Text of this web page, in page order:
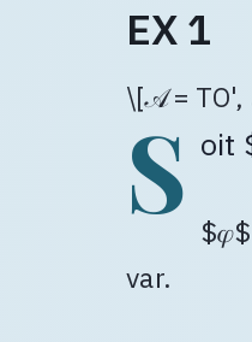
EX 1
\[𝒜 = TO',
S oit
var.